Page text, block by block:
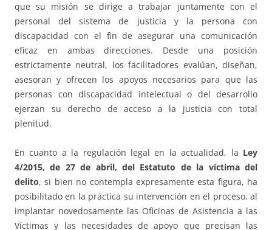
que su misión se dirige a trabajar juntamente con el
personal del sistema de justicia y la persona con
discapacidad con el fin de asegurar una comunicación
eficaz en ambas direcciones. Desde una posición
estrictamente neutral, los facilitadores evalúan, diseñan,
asesoran y ofrecen los apoyos necesarios para que las
personas con discapacidad intelectual o del desarrollo
ejerzan su derecho de acceso a la justicia con total
plenitud.
En cuanto a la regulación legal en la actualidad, la Ley
4/2015, de 27 de abril, del Estatuto de la víctima del
delito, si bien no contempla expresamente esta figura, ha
posibilitado en la práctica su intervención en el proceso, al
implantar novedosamente las Oficinas de Asistencia a las
Víctimas y las necesidades de apoyo que precisan las